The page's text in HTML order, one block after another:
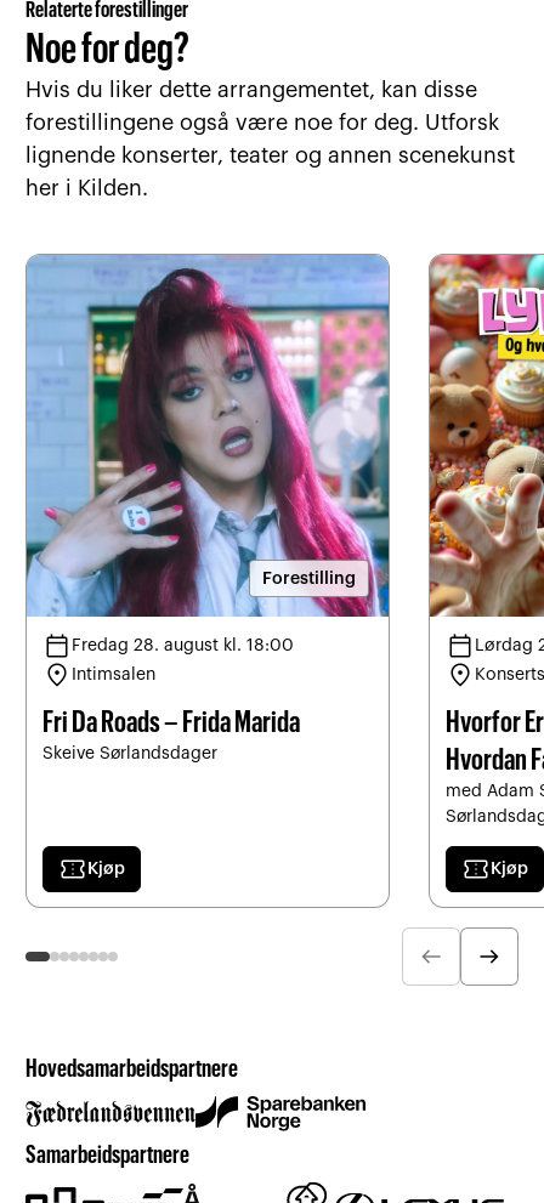
ledsagermed ledsagerbevis.
Hørselshjelp i Kilden (PDF)
Relaterte forestillinger
Noe for deg?
Hvis du liker dette arrangementet, kan disse
forestillingene også være noe for deg. Utforsk
lignende konserter, teater og annen scenekunst
her i Kilden.
Forestilling
calendar_today Fredag 28. august kl. 18:00
location_on Intimsalen
Fri Da Roads – Frida Marida
Skeive Sørlandsdager
confirmation_number Kjøp
calendar_today Lørdag
location_on
Hvorfor
Hvordan
med Adam
confirmation_number Kjøp
arrow_left_alt arrow_right_alt
Hovedsamarbeidspartnere
Samarbeidspartnere